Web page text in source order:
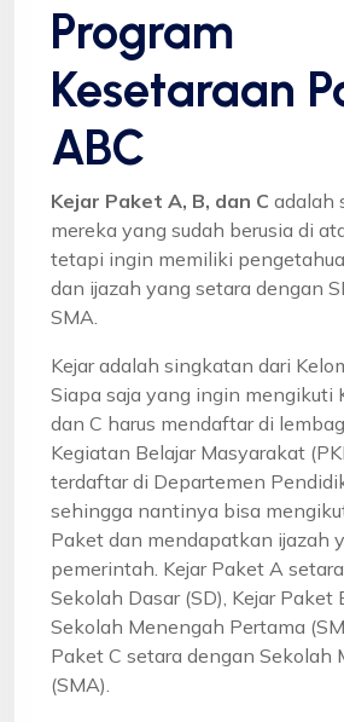
Program
Kesetaraan
ABC
Kejar Paket A, B, dan C adalah
mereka yang sudah berusia di
tetapi ingin memiliki
dan ijazah yang setara dengan
SMA.
Kejar adalah singkatan dari
Siapa saja yang ingin mengikuti
dan C harus mendaftar di
Kegiatan Belajar Masyarakat
terdaftar di Departemen
sehingga nantinya bisa
Paket dan mendapatkan ijazah
pemerintah. Kejar Paket A
Sekolah Dasar (SD), Kejar Paket
Sekolah Menengah Pertama
Paket C setara dengan Sekolah
(SMA).